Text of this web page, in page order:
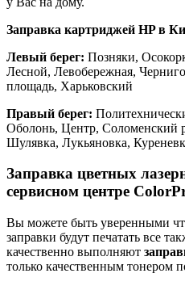
Заправка картриджей HP в
Левый берег: Позняки,
Лесной, Левобережная,
площадь, Харьковский
Правый берег:
Оболонь, Центр, Соломенский
Шулявка, Лукьяновка,
Заправка цветных
сервисном центре
Вы можете быть уверенными
заправки будут печатать все
качественно выполняют
только качественным тонером